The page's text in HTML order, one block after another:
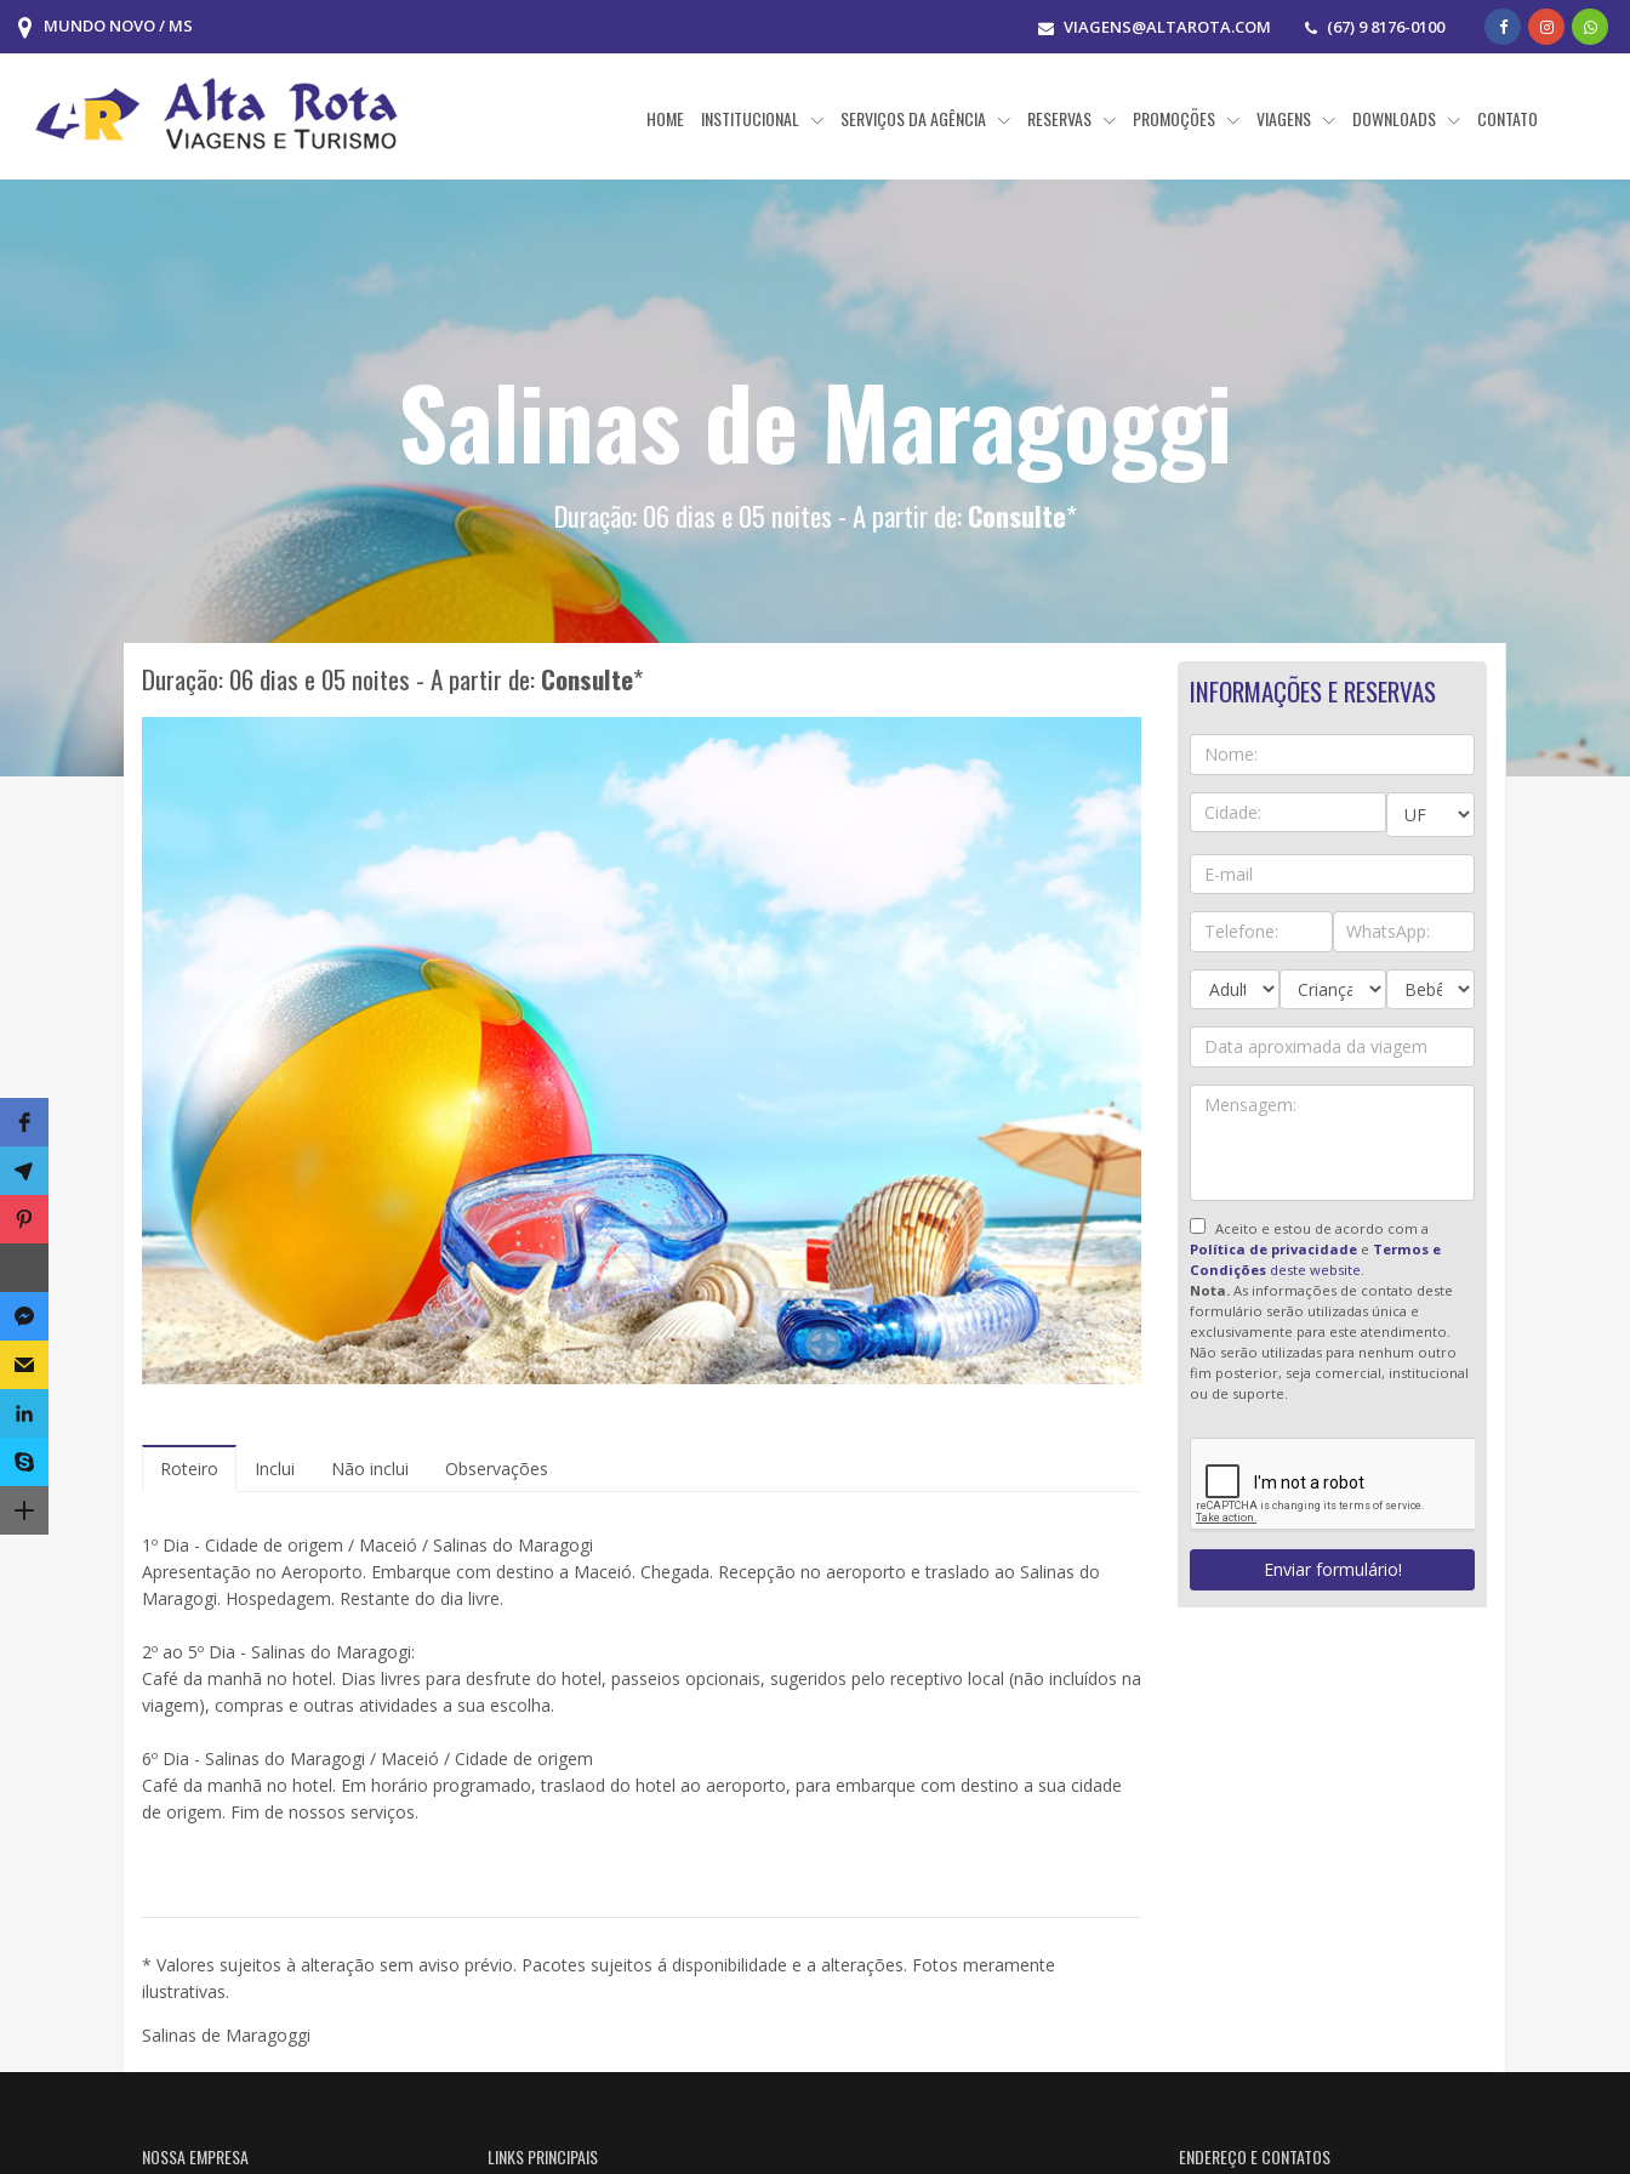
MUNDO NOVO / MS VIAGENS@ALTAROTA.COM (67) 9 8176-0100
HOME INSTITUCIONAL SERVIÇOS DA AGÊNCIA RESERVAS PROMOÇÕES VIAGENS DOWNLOADS CONTATO
Salinas de Maragoggi
Duração: 06 dias e 05 noites - A partir de:Consulte*
Duração: 06 dias e 05 noites - A partir de:Consulte*
Roteiro Inclui Não inclui Observações
1º Dia - Cidade de origem / Maceió / Salinas do Maragogi
Apresentação no Aeroporto. Embarque com destino a Maceió. Chegada. Recepção no aeroporto e traslado ao Salinas do
Maragogi. Hospedagem. Restante do dia livre.
2º ao 5º Dia - Salinas do Maragogi:
Café da manhã no hotel. Dias livres para desfrute do hotel, passeios opcionais, sugeridos pelo receptivo local (não incluídos na
viagem), compras e outras atividades a sua escolha.
6º Dia - Salinas do Maragogi / Maceió / Cidade de origem
Café da manhã no hotel. Em horário programado, traslaod do hotel ao aeroporto, para embarque com destino a sua cidade
de origem. Fim de nossos serviços.
* Valores sujeitos à alteração sem aviso prévio. Pacotes sujeitos á disponibilidade e a alterações. Fotos meramente
ilustrativas.
Salinas de Maragoggi
INFORMAÇÕES E RESERVAS
Aceito e estou de acordo com a
Política de privacidade e Termos e
Condições deste website.
Nota. As informações de contato deste
formulário serão utilizadas única e
exclusivamente para este atendimento.
Não serão utilizadas para nenhum outro
fim posterior, seja comercial, institucional
ou de suporte.
Enviar formulário!
NOSSA EMPRESA LINKS PRINCIPAIS ENDEREÇO E CONTATOS